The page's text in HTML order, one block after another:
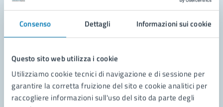
Consenso Dettagli Informazioni sui cookie
Questo sito web utilizza i cookie
Utilizziamo cookie tecnici di navigazione e di sessione per
garantire la corretta fruizione del sito e cookie analitici per
raccogliere informazioni sull'uso del sito da parte degli
Contatta il comune
Leggi le domande frequenti
Richiedi assistenza
Prenota appuntamento